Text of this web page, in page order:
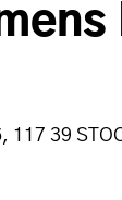
39